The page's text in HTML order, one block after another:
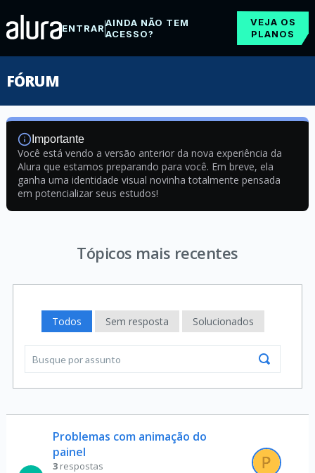
ENTRARAINDA NÃO TEM
ACESSO?
VEJA OS
PLANOS
FÓRUM
Importante
Você está vendo a versão anterior da nova experiência da
Alura que estamos preparando para você. Em breve, ela
ganha uma identidade visual novinha totalmente pensada
em potencializar seus estudos!
Tópicos mais recentes
Todos Sem resposta Solucionados
Problemas com animação do
painel
3 respostas